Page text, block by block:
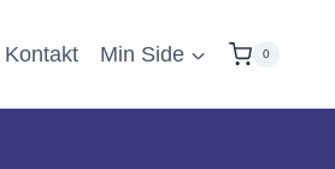
Kontakt Min Side 0